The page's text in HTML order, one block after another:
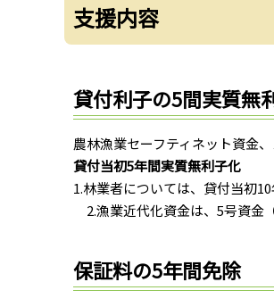
支援内容
貸付利子の5間実質無
農林漁業セーフティネット資金
貸付当初5年間実質無利子化
1.林業者については、貸付当初10
2.漁業近代化資金は、5号資金
保証料の5年間免除